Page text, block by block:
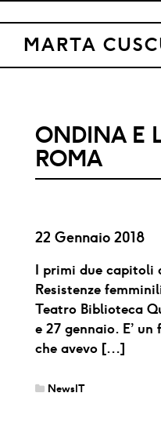
to
contentMARTA
ONDINA E
ROMA
22 Gennaio 2018
I primi due capitoli
Resistenze
Teatro Biblioteca
e 27 gennaio. E’
che avevo […]
NewsIT